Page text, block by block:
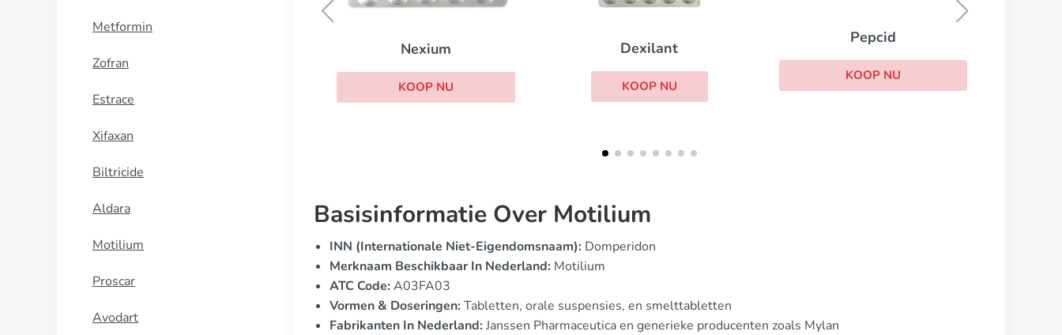
Metformin
Zofran
Estrace
Xifaxan
Biltricide
Aldara
Motilium
Proscar
Avodart
Dexilant
KOOP NU
KOOP NU
Basisinformatie Over Motilium
INN (Internationale Niet-Eigendomsnaam): Domperidon
Merknaam Beschikbaar In Nederland: Motilium
ATC Code:A03FA03
Vormen & Doseringen:Tabletten, orale suspensies, en smelttabletten
Fabrikanten In Nederland:Janssen Pharmaceutica en generieke producenten zoals Mylan